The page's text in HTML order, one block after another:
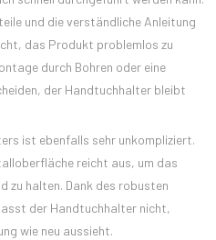
und die verständliche Anleitung
das Produkt problemlos zu
durch Bohren oder eine
der Handtuchhalter bleibt
ist ebenfalls sehr unkompliziert.
reicht aus, um das
zu halten. Dank des robusten
der Handtuchhalter nicht,
wie neu aussieht.